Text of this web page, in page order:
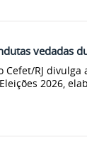
vedadas
RJ
2026,